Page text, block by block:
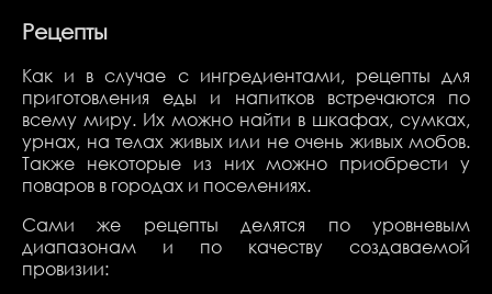
Рецепты
Как и в случае с ингредиентами, рецепты для
приготовления еды и напитков встречаются по
всему миру. Их можно найти в шкафах, сумках,
урнах, на телах живых или не очень живых мобов.
Также некоторые из них можно приобрести у
поваров в городах и поселениях.
Сами же рецепты делятся по уровневым
диапазонам и по качеству создаваемой
провизии: